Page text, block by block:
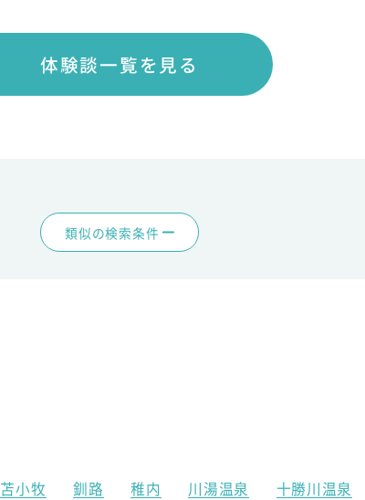
体験談一覧を見る
類似の検索条件
苫小牧 釧路 稚内 川湯温泉 十勝川温泉